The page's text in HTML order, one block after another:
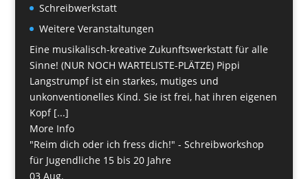
Schreibwerkstatt
Weitere Veranstaltungen
Eine musikalisch-kreative Zukunftswerkstatt für alle
Sinne! (NUR NOCH WARTELISTE-PLÄTZE) Pippi
Langstrumpf ist ein starkes, mutiges und
unkonventionelles Kind. Sie ist frei, hat ihren eigenen
Kopf [...]
More Info
"Reim dich oder ich fress dich!" - Schreibworkshop
für Jugendliche 15 bis 20 Jahre
03 Aug.